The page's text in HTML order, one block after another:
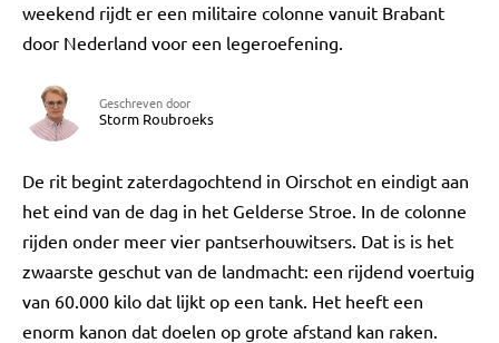
weekend rijdt er een militaire colonne vanuit Brabant
door Nederland voor een legeroefening.
Geschreven door
Storm Roubroeks
De rit begint zaterdagochtend in Oirschot en eindigt aan
het eind van de dag in het Gelderse Stroe. In de colonne
rijden onder meer vier pantserhouwitsers. Dat is is het
zwaarste geschut van de landmacht: een rijdend voertuig
van 60.000 kilo dat lijkt op een tank. Het heeft een
enorm kanon dat doelen op grote afstand kan raken.